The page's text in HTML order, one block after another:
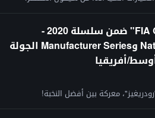
"FIA GT Championships" ضمن سلسلة 2020 -
المرحلة 3 | Nations Cup وManufacturer Series الجولة
معركة بين أفضل النخبة!